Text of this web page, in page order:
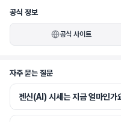
Gensyn은 a16z crypto,
공식 정보
공식 사이트
자주 묻는 질문
젠신(AI) 시세는 지금 얼마인가